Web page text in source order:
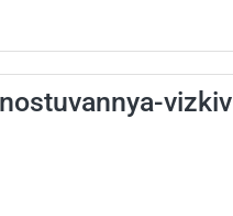
vizkiv